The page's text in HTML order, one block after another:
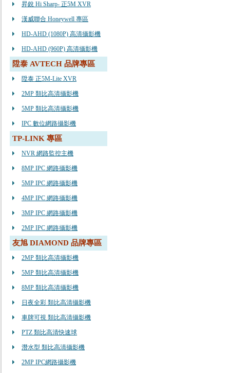
昇銳 Hi Sharp- 正5M XVR
漢威聯合 Honeywell 專區
HD-AHD (1080P) 高清攝影機
HD-AHD (960P) 高清攝影機
陞泰 AVTECH 品牌專區
陞泰 正5M-Lite XVR
2MP 類比高清攝影機
5MP 類比高清攝影機
IPC 數位網路攝影機
TP-LINK 專區
NVR 網路監控主機
8MP IPC 網路攝影機
5MP IPC 網路攝影機
4MP IPC 網路攝影機
3MP IPC 網路攝影機
2MP IPC 網路攝影機
友旭 DIAMOND 品牌專區
2MP 類比高清攝影機
5MP 類比高清攝影機
8MP 類比高清攝影機
日夜全彩 類比高清攝影機
車牌可視 類比高清攝影機
PTZ 類比高清快速球
潛水型 類比高清攝影機
2MP IPC網路攝影機